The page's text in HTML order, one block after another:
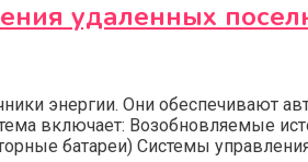
удаленных
энергии. Они обеспечивают
включает: Возобновляемые
батареи) Системы